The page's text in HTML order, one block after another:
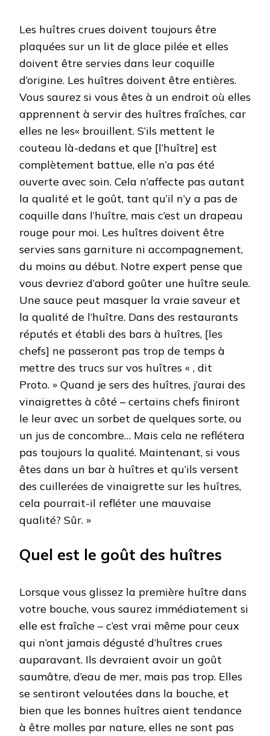
Les huîtres crues doivent toujours être
plaquées sur un lit de glace pilée et elles
doivent être servies dans leur coquille
d’origine. Les huîtres doivent être entières.
Vous saurez si vous êtes à un endroit où elles
apprennent à servir des huîtres fraîches, car
elles ne les« brouillent. S’ils mettent le
couteau là-dedans et que [l’huître] est
complètement battue, elle n’a pas été
ouverte avec soin. Cela n’affecte pas autant
la qualité et le goût, tant qu’il n’y a pas de
coquille dans l’huître, mais c’est un drapeau
rouge pour moi. Les huîtres doivent être
servies sans garniture ni accompagnement,
du moins au début. Notre expert pense que
vous devriez d’abord goûter une huître seule.
Une sauce peut masquer la vraie saveur et
la qualité de l’huître. Dans des restaurants
réputés et établi des bars à huîtres, [les
chefs] ne passeront pas trop de temps à
mettre des trucs sur vos huîtres « , dit
Proto. » Quand je sers des huîtres, j’aurai des
vinaigrettes à côté – certains chefs finiront
le leur avec un sorbet de quelques sorte, ou
un jus de concombre… Mais cela ne reflétera
pas toujours la qualité. Maintenant, si vous
êtes dans un bar à huîtres et qu’ils versent
des cuillerées de vinaigrette sur les huîtres,
cela pourrait-il refléter une mauvaise
qualité? Sûr. »
Quel est le goût des huîtres
Lorsque vous glissez la première huître dans
votre bouche, vous saurez immédiatement si
elle est fraîche – c’est vrai même pour ceux
qui n’ont jamais dégusté d’huîtres crues
auparavant. Ils devraient avoir un goût
saumâtre, d’eau de mer, mais pas trop. Elles
se sentiront veloutées dans la bouche, et
bien que les bonnes huîtres aient tendance
à être molles par nature, elles ne sont pas